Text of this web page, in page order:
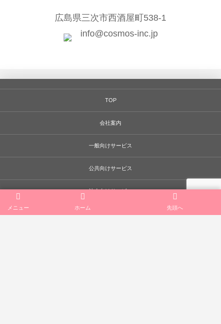
広島県三次市西酒屋町538-1
info@cosmos-inc.jp
TOP
会社案内
一般向けサービス
公共向けサービス
法人向けサービス
リクルート
メニュー ホーム 先頭へ